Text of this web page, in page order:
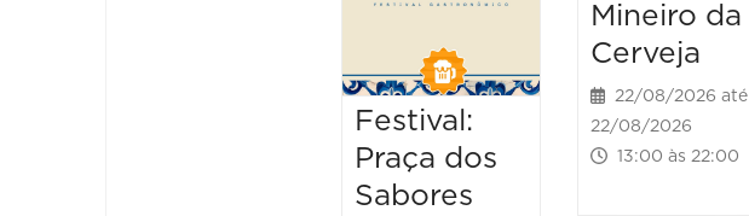
Festival:
Praça dos
Sabores
Mineiro da
Cerveja
22/08/2026 até
22/08/2026
13:00 às 22:00